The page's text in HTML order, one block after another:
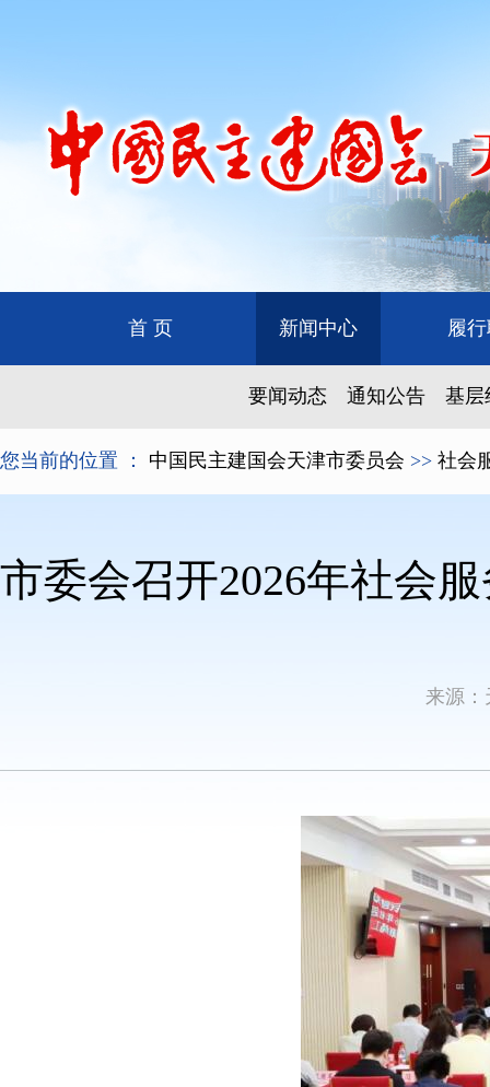
首 页 新闻中心 履
要闻动态 通知公告 基层
您当前的位置 ： 中国民主建国会天津市委员会 >> 社会
市委会召开2026年社会
来源